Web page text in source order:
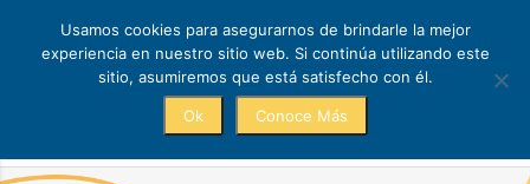
Usamos cookies para asegurarnos de brindarle la mejor
experiencia en nuestro sitio web. Si continúa utilizando este
sitio, asumiremos que está satisfecho con él.
Ok Conoce Más